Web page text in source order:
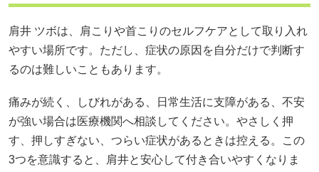
肩井 ツボは、肩こりや首こりのセルフケアとして取り入れ
やすい場所です。ただし、症状の原因を自分だけで判断す
るのは難しいこともあります。
痛みが続く、しびれがある、日常生活に支障がある、不安
が強い場合は医療機関へ相談してください。やさしく押
す、押しすぎない、つらい症状があるときは控える。この
3つを意識すると、肩井と安心して付き合いやすくなりま